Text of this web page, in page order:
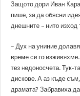
Защото дори Иван
пише, за да обясни
днешните – нито изход
– Дух на униние
време си го
тез недоносчета. Тук-
дискове. А аз къде
драмата? Забравиха